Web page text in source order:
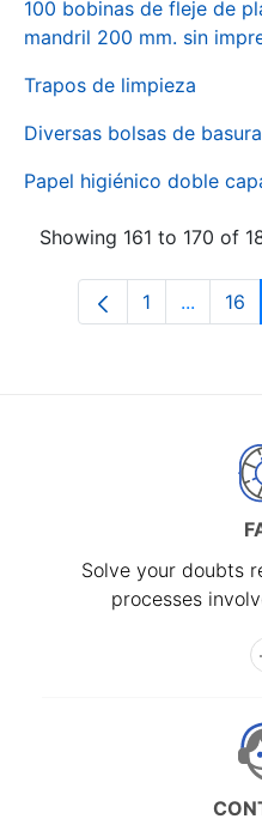
100 bobinas de fleje de
mandril 200 mm. sin
Trapos de limpieza
Diversas bolsas de basura
Papel higiénico doble
Showing 161 to 170 of
Page
1 ... 16
Solve your doubts
processes